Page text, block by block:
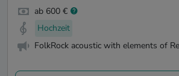
ab 600 €
Hochzeit
FolkRock acoustic with elements of